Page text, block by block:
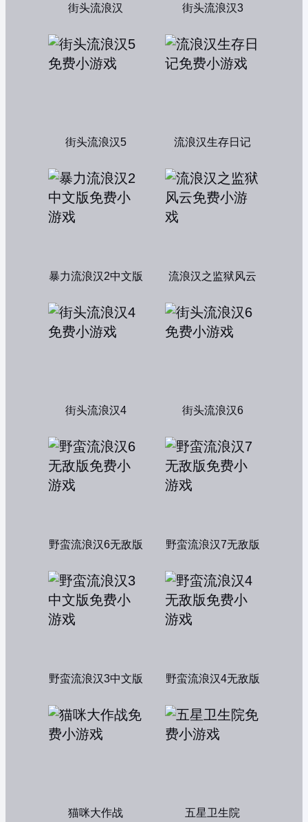
街头流浪汉 街头流浪汉3
街头流浪汉5 流浪汉生存日记
暴力流浪汉2中文版 流浪汉之监狱风云
街头流浪汉4 街头流浪汉6
野蛮流浪汉6无敌版 野蛮流浪汉7无敌版
野蛮流浪汉3中文版 野蛮流浪汉4无敌版
猫咪大作战 五星卫生院